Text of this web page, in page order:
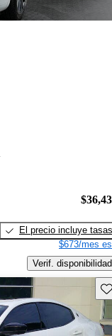
El precio incluye tasas
$673/mes
Verif. disponibilidad